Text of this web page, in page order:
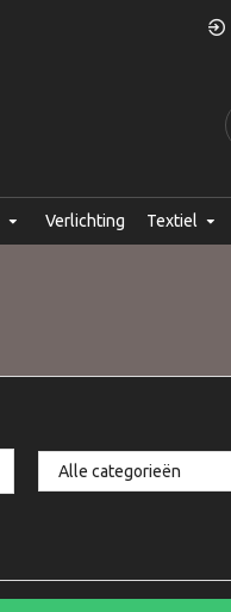
Verlichting Textiel